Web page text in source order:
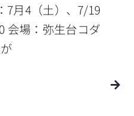
7月4（土）、7/19
会場：弥生台コダ